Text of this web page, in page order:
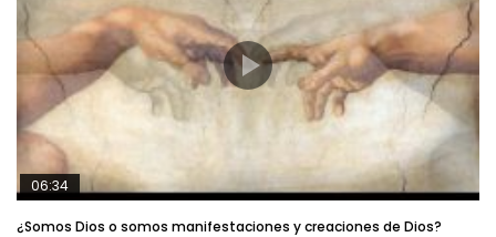
06:34
¿Somos Dios o somos manifestaciones y creaciones de Dios?